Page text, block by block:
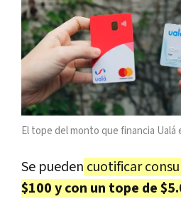
El tope del monto que financia Ualá
Se pueden cuotificar
$100 y con un tope de